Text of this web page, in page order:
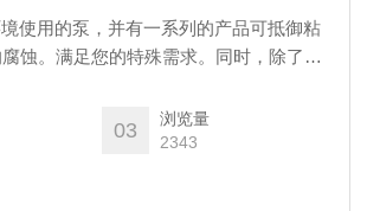
使用的泵，并有一系列的产品可抵御粘
蚀。满足您的特殊需求。同时，除了泵
03
浏览量
2343